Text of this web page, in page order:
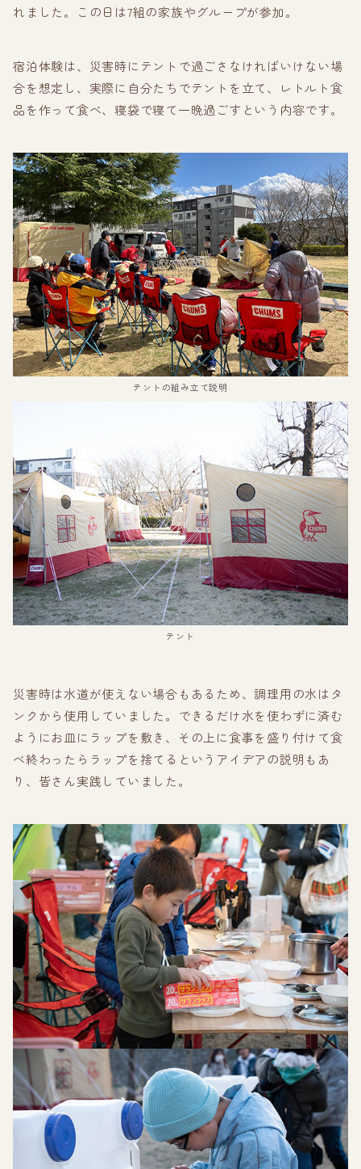
れました。この日は7組の家族やグループが参加。
宿泊体験は、災害時にテントで過ごさなければいけない場
合を想定し、実際に自分たちでテントを立て、レトルト食
品を作って食べ、寝袋で寝て一晩過ごすという内容です。
テントの組み立て説明
テント
災害時は水道が使えない場合もあるため、調理用の水はタ
ンクから使用していました。できるだけ水を使わずに済む
ようにお皿にラップを敷き、その上に食事を盛り付けて食
べ終わったらラップを捨てるというアイデアの説明もあ
り、皆さん実践していました。